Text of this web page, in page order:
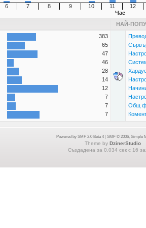
6 7 8 9 10 11 12
Час
НАЙ-
383
65
47
46
28
14
12
7
7
7
Общ
Powered by SMF 2.0 Beta 4 SMF © 2006, Simple
Theme by DzinerStudio
Създадена за 0.034 сек с 16